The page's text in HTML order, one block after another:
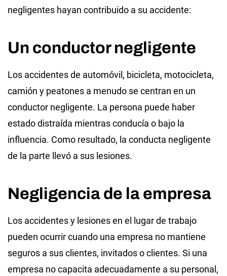
negligentes hayan contribuido a su accidente:
Un conductor negligente
Los accidentes de automóvil, bicicleta, motocicleta,
camión y peatones a menudo se centran en un
conductor negligente. La persona puede haber
estado distraída mientras conducía o bajo la
influencia. Como resultado, la conducta negligente
de la parte llevó a sus lesiones.
Negligencia de la empresa
Los accidentes y lesiones en el lugar de trabajo
pueden ocurrir cuando una empresa no mantiene
seguros a sus clientes, invitados o clientes. Si una
empresa no capacita adecuadamente a su personal,